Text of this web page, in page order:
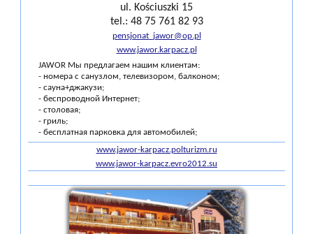
ul. Kościuszki 15
tel.: 48 75 761 82 93
pensjonat_jawor@op.pl
www.jawor.karpacz.pl
JAWOR Мы предлагаем нашим клиентам:
- номера с санузлом, телевизором, балконом;
- сауна+джакузи;
- беспроводной Интернет;
- столовая;
- гриль;
- бесплатная парковка для автомобилей;
www.jawor-karpacz.polturizm.ru
www.jawor-karpacz.evro2012.su